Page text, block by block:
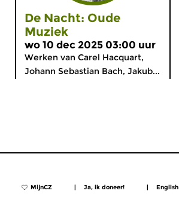
De Nacht: Oude
Muziek
wo 10 dec 2025 03:00 uur
Werken van Carel Hacquart,
Johann Sebastian Bach, Jakub...
MijnCZ | Ja, ik doneer! | English